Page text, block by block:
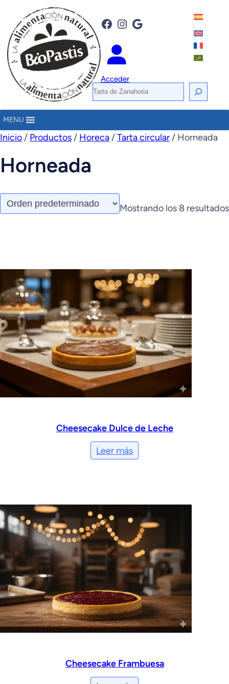
Facebook Instagram Google
Acceder
B
u
c
MENU
Inicio / Productos / Horeca /Tarta circular / Horneada
Horneada
Mostrando los 8 resultados
Cheesecake Dulce de Leche
Leer más
Cheesecake Frambuesa